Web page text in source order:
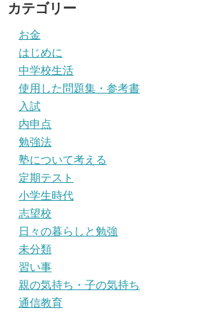
カテゴリー
お金
はじめに
中学校生活
使用した問題集・参考書
入試
内申点
勉強法
塾について考える
定期テスト
小学生時代
志望校
日々の暮らしと勉強
未分類
習い事
親の気持ち・子の気持ち
通信教育